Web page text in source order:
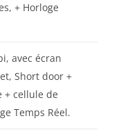
+ Horloge
avec écran
Short door +
+ cellule de
Temps Réel.